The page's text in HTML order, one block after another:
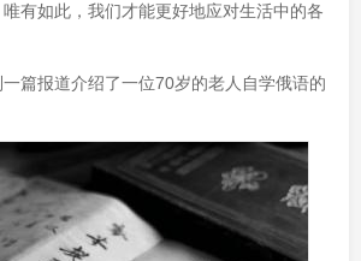
有如此，我们才能更好地应对生活中的各
篇报道介绍了一位70岁的老人自学俄语的